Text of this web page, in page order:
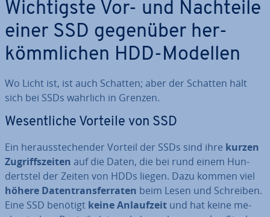
Wich­tigs­te Vor- und Nachteile
einer SSD gegenüber her­
kömm­li­chen HDD-Modellen
Wo Licht ist, ist auch Schatten; aber der Schatten hält
sich bei SSDs wahrlich in Grenzen.
We­sent­li­che Vorteile von SSD
Ein her­aus­ste­chen­der Vorteil der SSDs sind ihre kurzen
Zu­griffs­zei­ten auf die Daten, die bei rund einem Hun­
derts­tel der Zeiten von HDDs liegen. Dazu kommen viel
höhere Da­ten­trans­fer­ra­ten beim Lesen und Schreiben.
Eine SSD benötigt keine An­lauf­zeit und hat keine me­